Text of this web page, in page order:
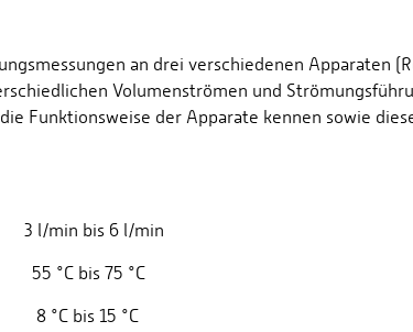
an drei verschiedenen Apparaten
Volumenströmen und
Funktionsweise der Apparate kennen sowie
6 l/min
°C bis 75 °C
8 °C bis 15 °C